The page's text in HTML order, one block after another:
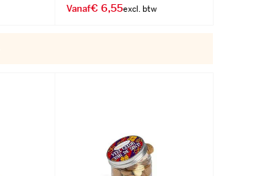
Vanaf€ 6,55